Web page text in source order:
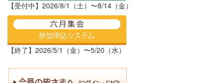
【受付中】2026/8/1（土）〜8/14（金）
【終了】2026/5/1（金）〜5/20（水）